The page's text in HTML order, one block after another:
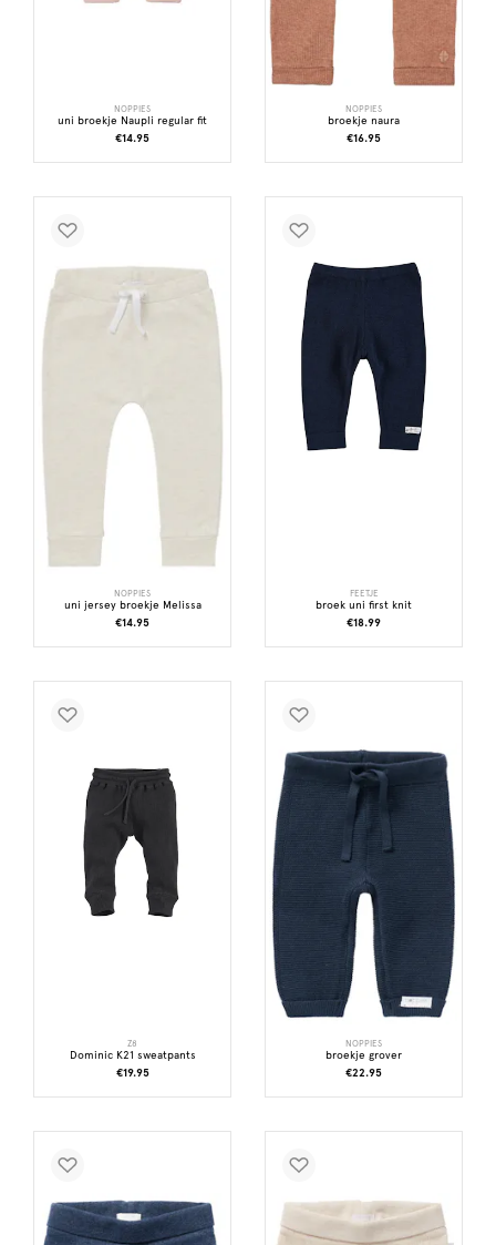
NOPPIES
uni broekje Naupli regular fit
€14.95
NOPPIES
broekje naura
€16.95
NOPPIES
uni jersey broekje Melissa
€14.95
FEETJE
broek uni first knit
€18.99
Z8
Dominic K21 sweatpants
€19.95
NOPPIES
broekje grover
€22.95